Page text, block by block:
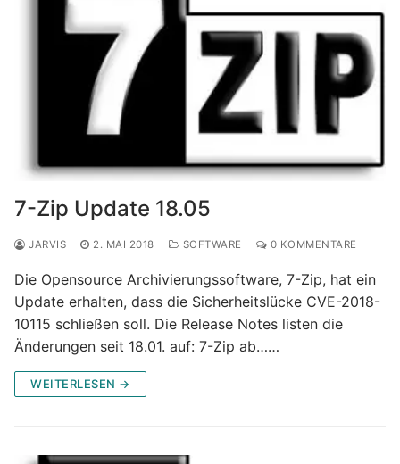
7-Zip Update 18.05
JARVIS 2. MAI 2018 SOFTWARE 0 KOMMENTARE
Die Opensource Archivierungssoftware, 7-Zip, hat ein
Update erhalten, dass die Sicherheitslücke CVE-2018-
10115 schließen soll. Die Release Notes listen die
Änderungen seit 18.01. auf: 7-Zip ab……
WEITERLESEN →